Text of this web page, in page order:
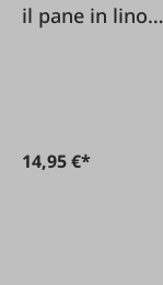
il pane in lino
14,95 €*